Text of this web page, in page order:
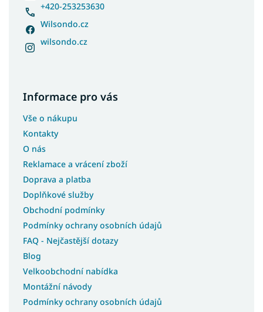
+420-253253630
Wilsondo.cz
wilsondo.cz
Informace pro vás
Vše o nákupu
Kontakty
O nás
Reklamace a vrácení zboží
Doprava a platba
Doplňkové služby
Obchodní podmínky
Podmínky ochrany osobních údajů
FAQ - Nejčastější dotazy
Blog
Velkoobchodní nabídka
Montážní návody
Podmínky ochrany osobních údajů